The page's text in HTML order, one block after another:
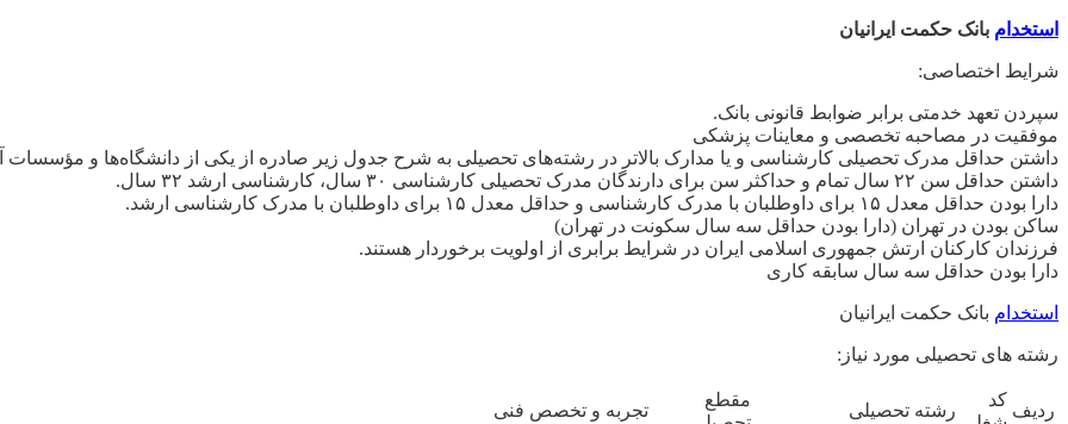
استخدام بانک حکمت ایرانیان
شرایط اختصاصی:
سپردن تعهد خدمتی برابر ضوابط قانونی بانک.
موفقیت در مصاحبه تخصصی و معاینات پزشکی
داشتن حداقل مدرک تحصیلی کارشناسی و یا مدارک بالاتر در رشته‌های تحصیلی به شرح جدول زیر صادره از یکی از دانشگاه‌ها و مؤسسات
داشتن حداقل سن ۲۲ سال تمام و حداکثر سن برای دارندگان مدرک تحصیلی کارشناسی ۳۰ سال، کارشناسی ارشد ۳۲ سال.
دارا بودن حداقل معدل ۱۵ برای داوطلبان با مدرک کارشناسی و حداقل معدل ۱۵ برای داوطلبان با مدرک کارشناسی ارشد.
ساکن بودن در تهران (دارا بودن حداقل سه سال سکونت در تهران)
فرزندان کارکنان ارتش جمهوری اسلامی ایران در شرایط برابری از اولویت برخوردار هستند.
دارا بودن حداقل سه سال سابقه کاری
استخدام بانک حکمت ایرانیان
رشته های تحصیلی مورد نیاز:
ردیف
کد
رشته تحصیلی
مقطع
تجربه و تخصص فنی